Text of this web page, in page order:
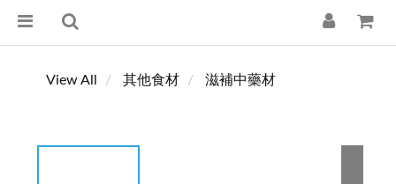
View All 其他食材 滋補中藥材